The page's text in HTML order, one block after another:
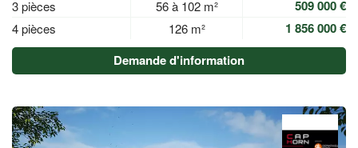
3 pièces 56 à 102 m² 509 000 €
4 pièces 126 m²
1 856 000 €
Demande d'information